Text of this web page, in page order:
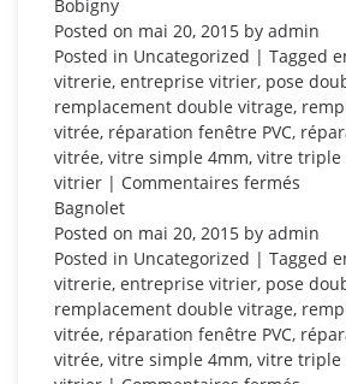
sur
Seine
Bobigny
Posted on mai 20, 2015 by admin
Posted in Uncategorized | Tagged
vitrerie, entreprise vitrier, pose
remplacement double vitrage,
vitrée, réparation fenêtre PVC,
vitrée, vitre simple 4mm, vitre triple
vitrier | Commentaires fermés
Bagnolet
Posted on mai 20, 2015 by admin
Posted in Uncategorized | Tagged
vitrerie, entreprise vitrier, pose
remplacement double vitrage,
vitrée, réparation fenêtre PVC,
vitrée, vitre simple 4mm, vitre triple